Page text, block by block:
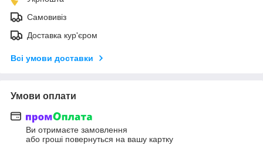
Самовивіз
Доставка кур'єром
Всі умови доставки
Умови оплати
Ви отримаєте замовлення
або гроші повернуться на вашу картку